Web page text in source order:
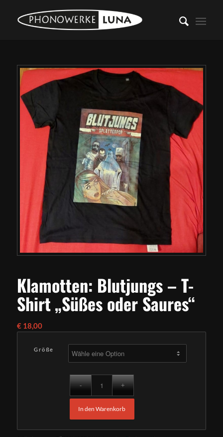
Klamotten: Blutjungs – T-
Shirt „Süßes oder Saures“
€18,00
Größe
In den Warenkorb